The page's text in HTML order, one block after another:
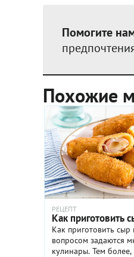
Помогите
Похожие
РЕЦЕПТ
Как приготовить
Как приготовить сыр
вопросом задаются
кулинары. Тем более,